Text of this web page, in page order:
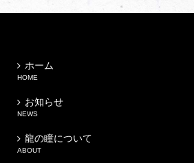
ホーム
HOME
お知らせ
NEWS
龍の瞳について
ABOUT